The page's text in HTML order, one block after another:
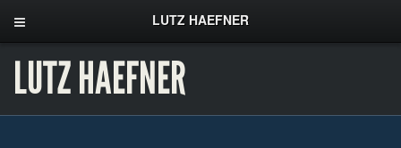
LUTZ HAEFNER
LUTZ HAEFNER